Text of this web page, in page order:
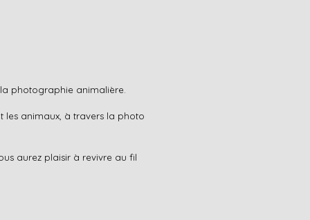
photographie animalière.
les animaux, à travers la photo
aurez plaisir à revivre au fil